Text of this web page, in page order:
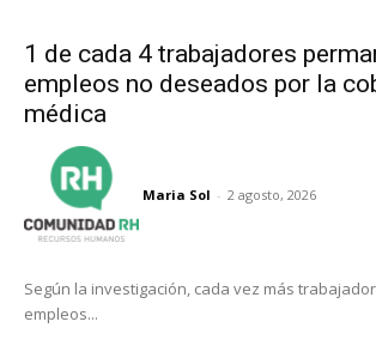
1 de cada 4 trabajadores
empleos no deseados por la
médica
Maria Sol - 2 agosto, 2026
Según la investigación, cada vez más
empleos...